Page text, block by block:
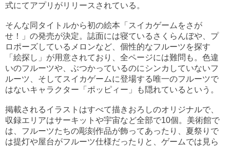
式にてアプリがリリースされている。
そんな同タイトルから初の絵本「スイカゲームをさが
せ！」の発売が決定。誌面には寝ているさくらんぼや、プ
ロポーズしているメロンなど、個性的なフルーツを探す
「絵探し」が用意されており、全ページには難問も。色違
いのフルーツや、ぶつかっているのにシンカしていないフ
ルーツ、そしてスイカゲームに登場する唯一のフルーツで
はないキャラクター「ポッピィー」も隠れているという。
掲載されるイラストはすべて描きおろしのオリジナルで、
収録エリアはサーキットや宇宙など全部で10個。美術館で
は、フルーツたちの彫刻作品が飾ってあったり、夏祭りで
は提灯や屋台がフルーツ仕様だったりと、ゲームでは見ら